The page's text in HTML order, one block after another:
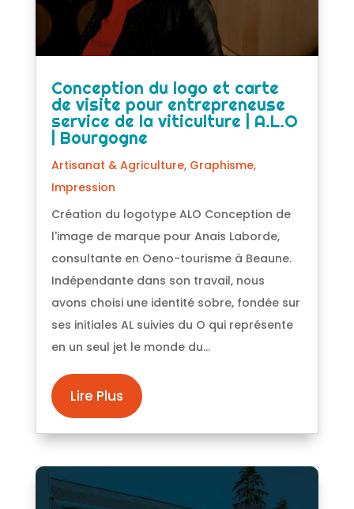
Conception du logo et carte
de visite pour entrepreneuse
service de la viticulture | A.L.O
| Bourgogne
Artisanat & Agriculture, Graphisme,
Impression
Création du logotype ALO Conception de
l'image de marque pour Anais Laborde,
consultante en Oeno-tourisme à Beaune.
Indépendante dans son travail, nous
avons choisi une identité sobre, fondée sur
ses initiales AL suivies du O qui représente
en un seul jet le monde du...
Lire Plus